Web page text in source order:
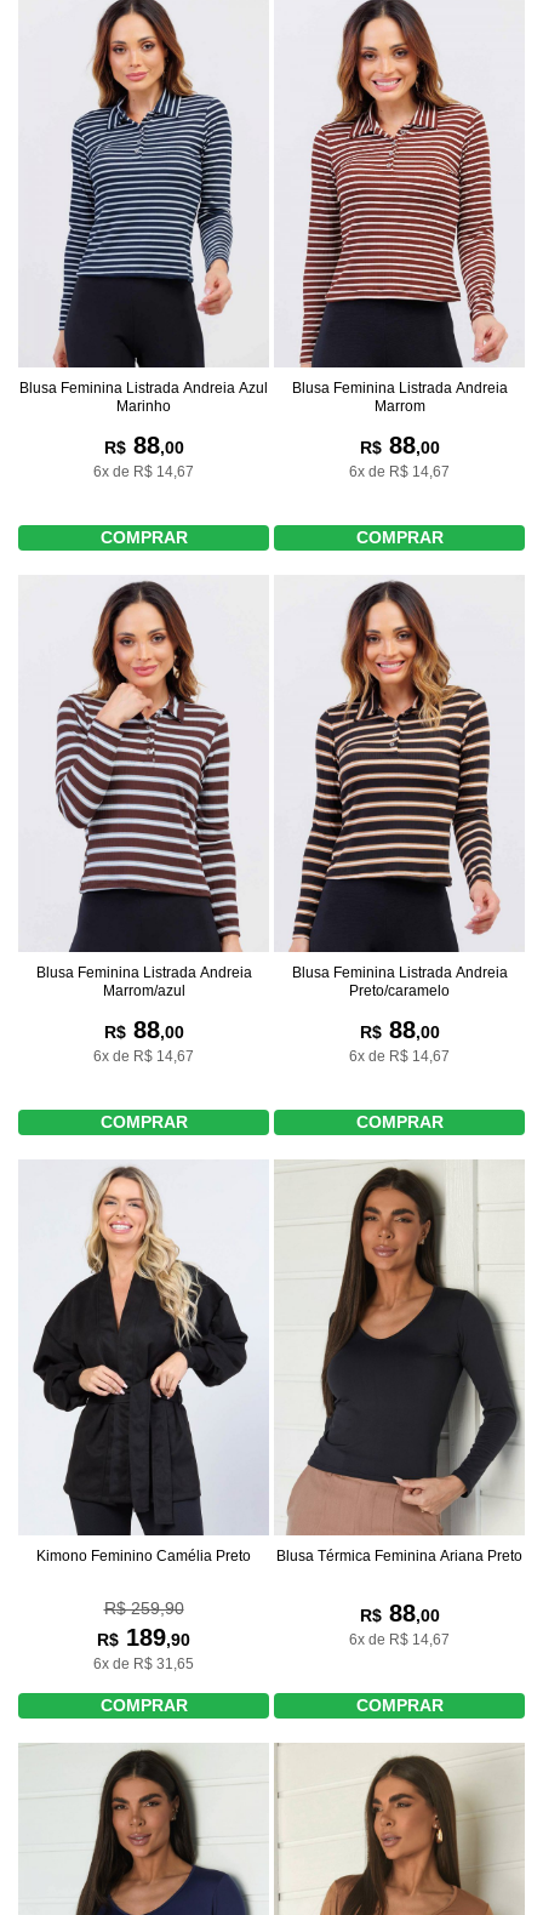
Blusa Feminina Listrada Andreia Azul
Marinho
R$88,00
6x de R$ 14,67
COMPRAR
Blusa Feminina Listrada Andreia
Marrom
R$88,00
6x de R$ 14,67
COMPRAR
Blusa Feminina Listrada Andreia
Marrom/azul
R$88,00
6x de R$ 14,67
COMPRAR
Blusa Feminina Listrada Andreia
Preto/caramelo
R$88,00
6x de R$ 14,67
COMPRAR
Kimono Feminino Camélia Preto
R$ 259,90
R$ 189,90
6x de R$ 31,65
COMPRAR
Blusa Térmica Feminina Ariana Preto
R$88,00
6x de R$ 14,67
COMPRAR